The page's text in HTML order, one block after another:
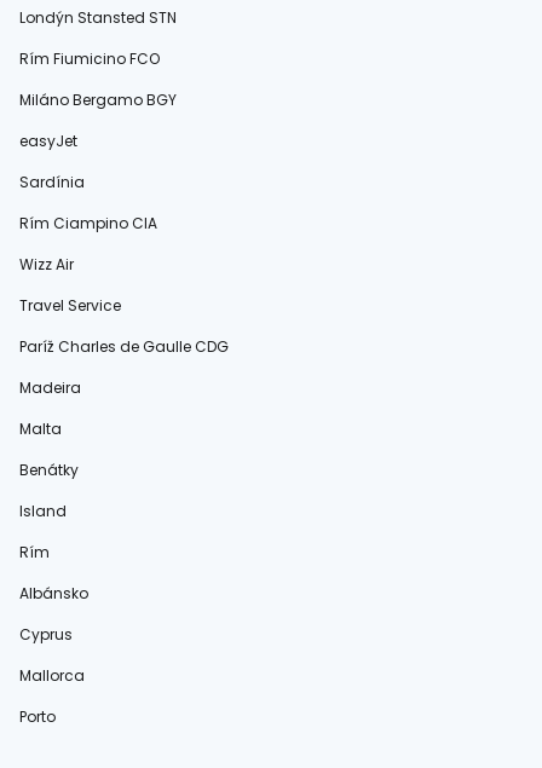
Londýn Stansted STN
Rím Fiumicino FCO
Miláno Bergamo BGY
easyJet
Sardínia
Rím Ciampino CIA
Wizz Air
Travel Service
Paríž Charles de Gaulle CDG
Madeira
Malta
Benátky
Island
Rím
Albánsko
Cyprus
Mallorca
Porto